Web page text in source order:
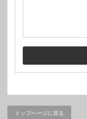
トップページに戻る